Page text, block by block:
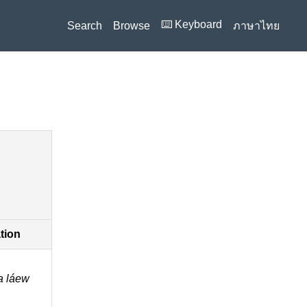
Search Browse ⌨️ Keyboard ภาษาไทย
láew